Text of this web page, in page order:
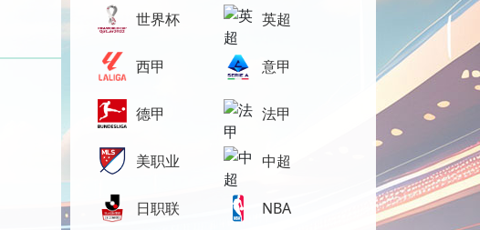
世界杯 英超
西甲 意甲
德甲 法甲
美职业 中超
日职联 NBA